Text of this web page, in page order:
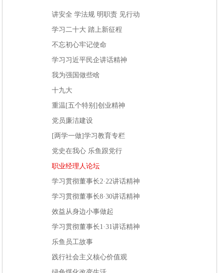
讲安全 学法规 明职责 见行动
学习二十大 踏上新征程
不忘初心牢记使命
学习习近平民企讲话精神
我为强国做些啥
十九大
重温[五个特别]创业精神
党员廉洁建设
[两学一做]学习教育专栏
党史在我心 乐鱼跟党行
职业经理人论坛
学习贯彻董事长2·22讲话精神
学习贯彻董事长8·30讲话精神
效益从身边小事做起
学习贯彻董事长1·31讲话精神
乐鱼员工故事
践行社会主义核心价值观